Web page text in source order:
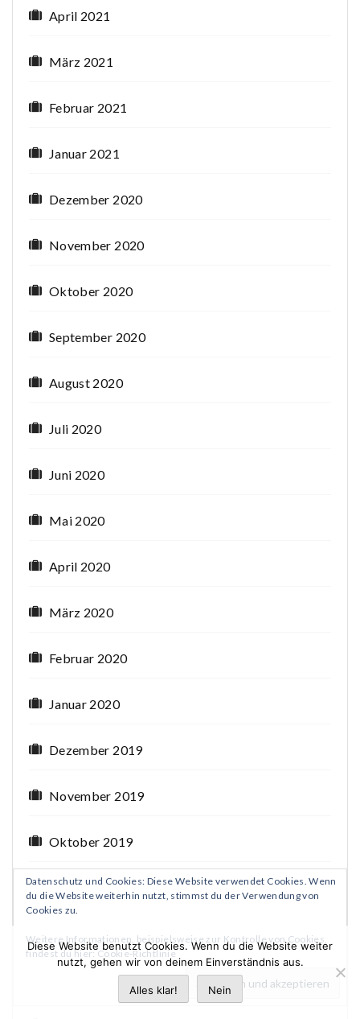
April 2021
März 2021
Februar 2021
Januar 2021
Dezember 2020
November 2020
Oktober 2020
September 2020
August 2020
Juli 2020
Juni 2020
Mai 2020
April 2020
März 2020
Februar 2020
Januar 2020
Dezember 2019
November 2019
Oktober 2019
September 2019
August 2019
Datenschutz und Cookies: Diese Website verwendet Cookies. Wenn
du die Website weiterhin nutzt, stimmst du der Verwendung von
Cookies zu.
Weitere Informationen, beispielsweise zur Kontrolle von Cookies,
findest du hier:Cookie-Richtlinie
Diese Website benutzt Cookies. Wenn du die Website weiter
nutzt, gehen wir von deinem Einverständnis aus.
Alles klar! Nein